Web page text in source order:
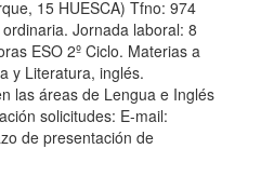
15 HUESCA) Tfno: 974
Jornada laboral: 8
ESO 2º Ciclo. Materias a
y Literatura, inglés.
las áreas de Lengua e Inglés
solicitudes: E-mail:
de presentación de